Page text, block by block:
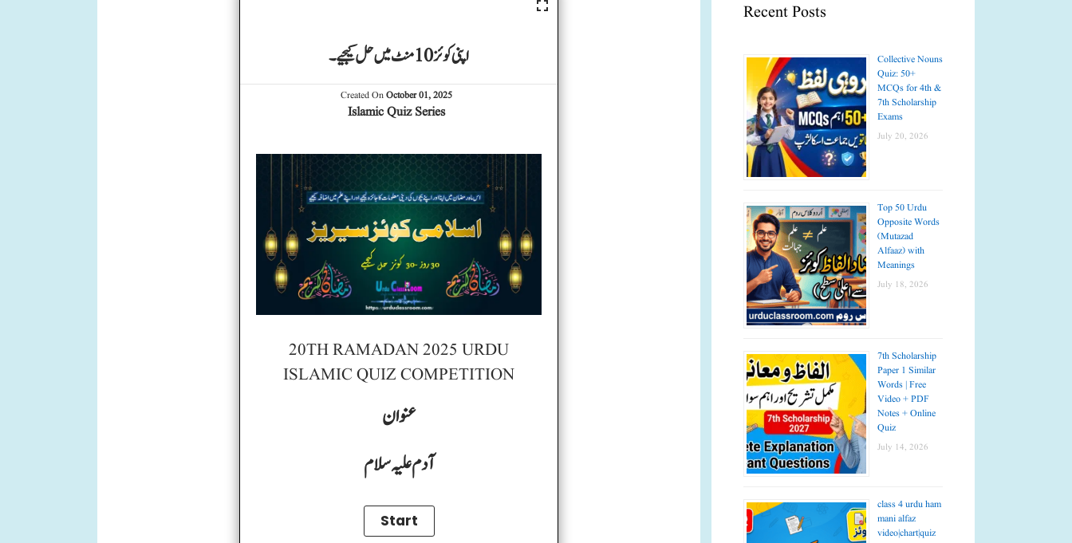
اپنی کوئز 10 منٹ میں حل کیجیے۔
Created OnOctober 01, 2025
Islamic Quiz Series
20TH RAMADAN 2025 URDU
ISLAMIC QUIZ COMPETITION
عنوان
آدم علیہ سلام
Recent Posts
Collective Nouns
Quiz: 50+
MCQs for 4th &
7th Scholarship
Exams
July 20, 2026
Top 50 Urdu
Opposite Words
(Mutazad
Alfaaz) with
Meanings
July 18, 2026
7th Scholarship
Paper 1 Similar
Words | Free
Video + PDF
Notes + Online
Quiz
July 14, 2026
class 4 urdu ham
mani alfaz
video|chart|quiz